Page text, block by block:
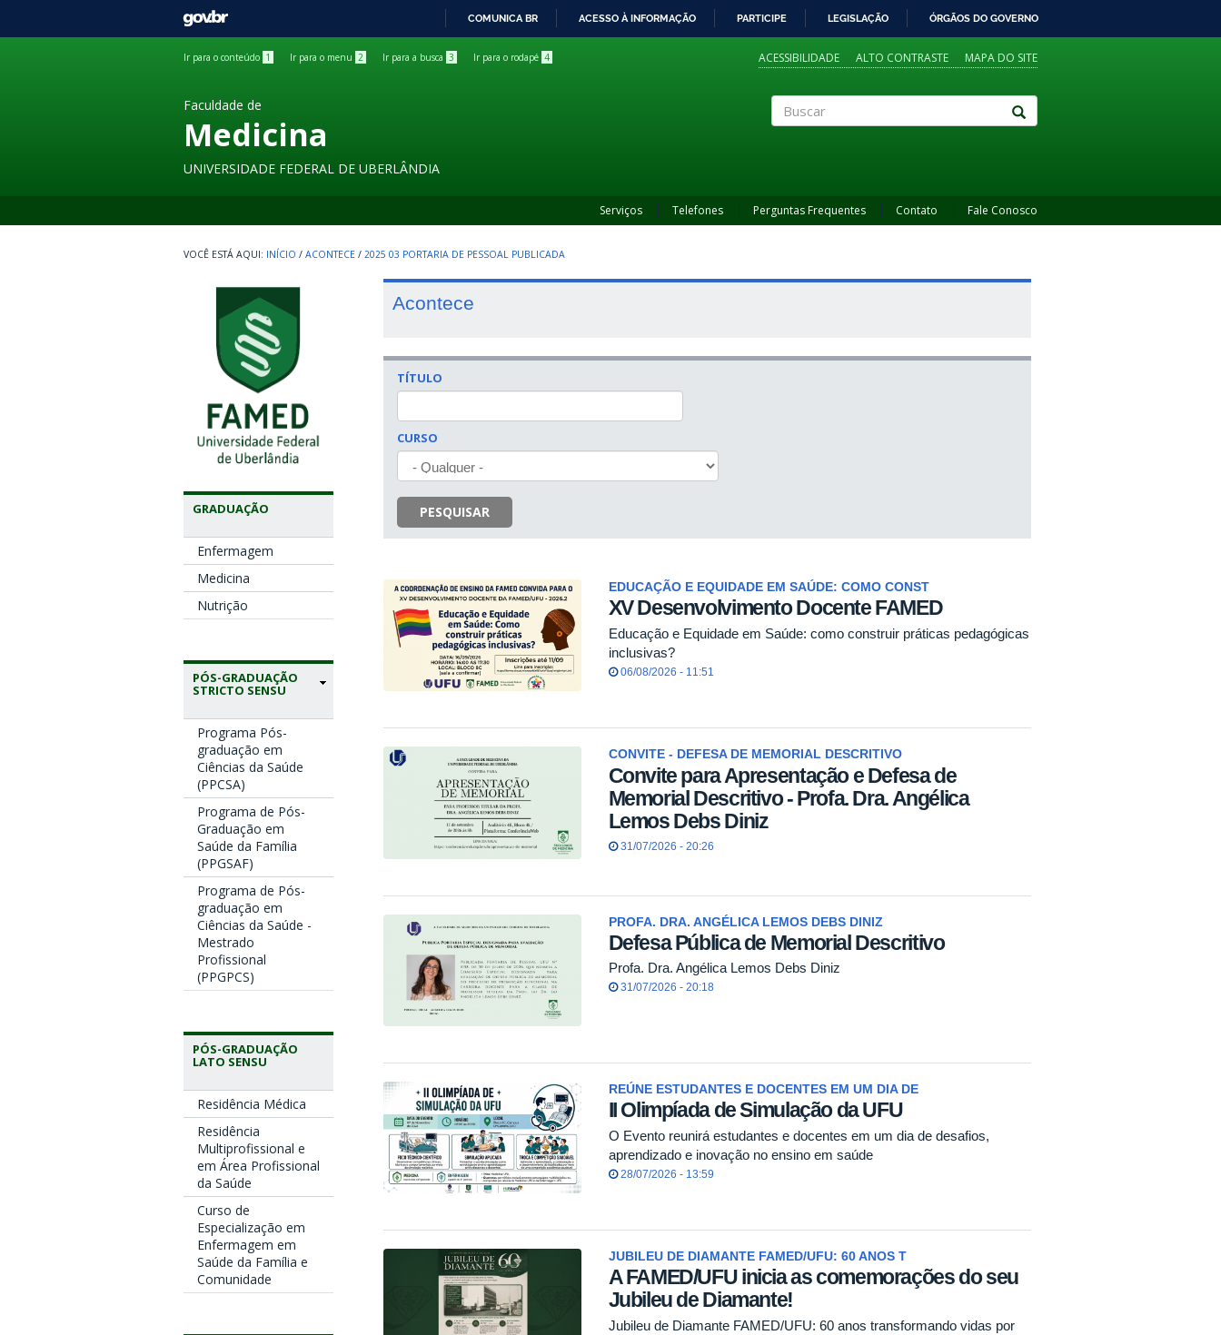
GOVBR
COMUNICA BR ACESSO À INFORMAÇÃO PARTICIPE LEGISLAÇÃO ÓRGÃOS DO GOVERNO
Ir para o conteúdo 1 Ir para o menu 2 Ir para a busca 3 Ir para o rodapé 4 ACESSIBILIDADE ALTO CONTRASTE MAPA DO SITE
Faculdade de
Medicina
UNIVERSIDADE FEDERAL DE UBERLÂNDIA
Serviços Telefones Perguntas Frequentes Contato Fale Conosco
INÍCIO / ACONTECE / 2025 03 PORTARIA DE PESSOAL PUBLICADA
GRADUAÇÃO
Enfermagem
Medicina
Nutrição
PÓS-GRADUAÇÃO
STRICTO SENSU
Programa Pós-
graduação em
Ciências da Saúde
(PPCSA)
Programa de Pós-
Graduação em
Saúde da Família
(PPGSAF)
Programa de Pós-
graduação em
Ciências da Saúde -
Mestrado
Profissional
(PPGPCS)
PÓS-GRADUAÇÃO
LATO SENSU
Residência Médica
Residência
Multiprofissional e
em Área Profissional
da Saúde
Curso de
Especialização em
Enfermagem em
Saúde da Família e
Comunidade
Acontece
TÍTULO
CURSO
PESQUISAR
EDUCAÇÃO E EQUIDADE EM SAÚDE: COMO CONST
XV Desenvolvimento Docente FAMED
Educação e Equidade em Saúde: como construir práticas pedagógicas
inclusivas?
06/08/2026 - 11:51
CONVITE - DEFESA DE MEMORIAL DESCRITIVO
Convite para Apresentação e Defesa de
Memorial Descritivo - Profa. Dra. Angélica
Lemos Debs Diniz
31/07/2026 - 20:26
PROFA. DRA. ANGÉLICA LEMOS DEBS DINIZ
Defesa Pública de Memorial Descritivo
Profa. Dra. Angélica Lemos Debs Diniz
31/07/2026 - 20:18
REÚNE ESTUDANTES E DOCENTES EM UM DIA DE
II Olimpíada de Simulação da UFU
O Evento reunirá estudantes e docentes em um dia de desafios,
aprendizado e inovação no ensino em saúde
28/07/2026 - 13:59
JUBILEU DE DIAMANTE FAMED/UFU: 60 ANOS T
A FAMED/UFU inicia as comemorações do seu
Jubileu de Diamante!
Jubileu de Diamante FAMED/UFU: 60 anos transformando vidas por